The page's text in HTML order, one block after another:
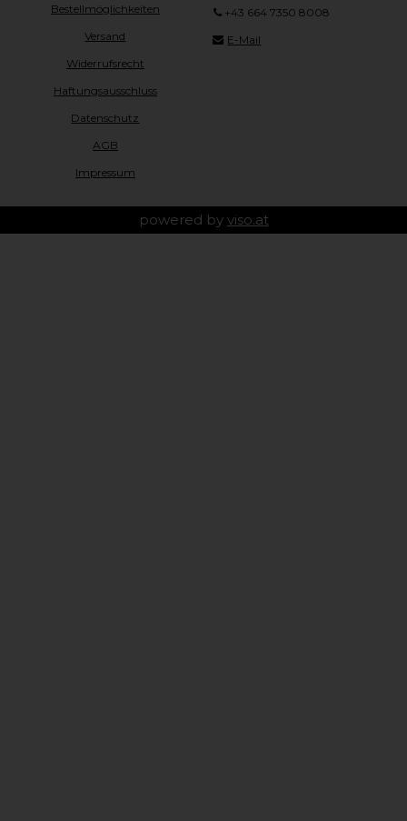
Bestellmöglichkeiten
Versand
Widerrufsrecht
Haftungsausschluss
Datenschutz
AGB
Impressum
+43 664 7350 8008
E-Mail
powered by viso.at